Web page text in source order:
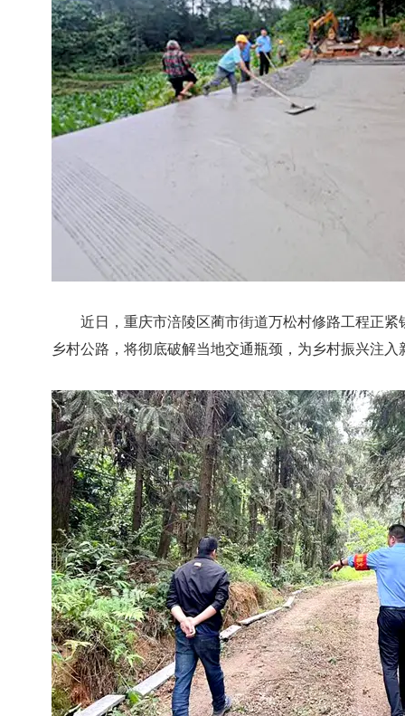
近日，重庆市涪陵区蔺市街道万松村修路工程正紧
乡村公路，将彻底破解当地交通瓶颈，为乡村振兴注入